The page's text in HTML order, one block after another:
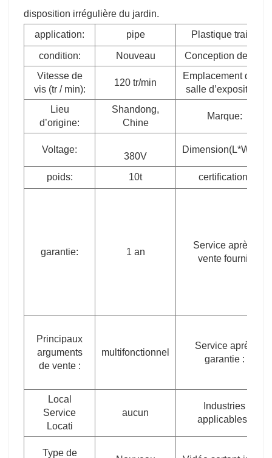
disposition irrégulière du jardin.
application:
pipe Plastique traité:
condition: Nouveau
Conception de vis:
Vitesse de
vis (tr / min):
120 tr/min
Emplacement de la
salle d’exposition:
Lieu
d’origine:
Shandong,
Chine
Marque:
Voltage:
380V
Dimension(L*W*H):
poids: 10t certification:
garantie: 1 an
Service après-
vente fourni:
Principaux
arguments
de vente :
multifonctionnel
Service après
garantie :
Local
Service
Locati
aucun
Industries
applicables :
Type de